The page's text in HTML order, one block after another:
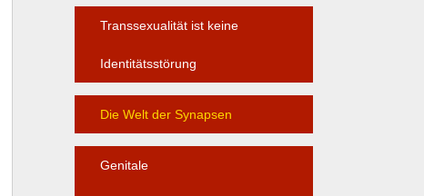
Transsexualität ist keine
Identitätsstörung
Die Welt der Synapsen
Genitale